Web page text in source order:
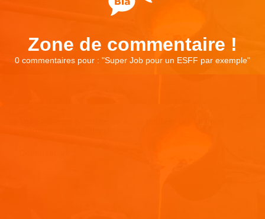
Zone de commentaire !
0 commentaires pour : "Super Job pour un ESFF par exemple"